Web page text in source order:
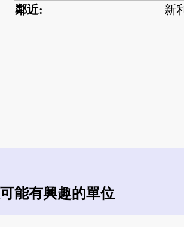
鄰近:
新
能有興趣的單位